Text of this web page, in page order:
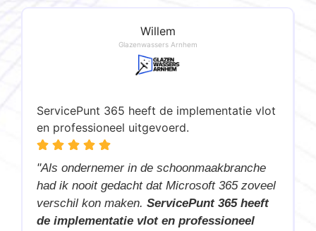
Willem
Glazenwassers Arnhem
ServicePunt 365 heeft de implementatie vlot
en professioneel uitgevoerd.
"Als ondernemer in de schoonmaakbranche
had ik nooit gedacht dat Microsoft 365 zoveel
verschil kon maken. ServicePunt 365 heeft
de implementatie vlot en professioneel